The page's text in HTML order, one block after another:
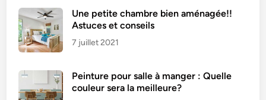
Une petite chambre bien aménagée!!
Astuces et conseils
7 juillet 2021
Peinture pour salle à manger : Quelle
couleur sera la meilleure?